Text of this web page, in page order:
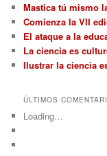
Mastica tú mismo
Comienza la VII
El ataque a la
La ciencia es
Ilustrar la ciencia
ÚLTIMOS
Loading…